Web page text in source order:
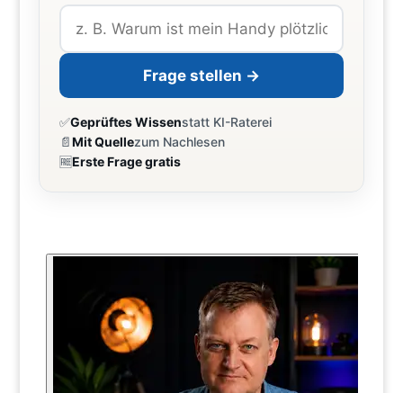
Frage stellen →
✅Geprüftes Wissenstatt KI-Raterei
📄Mit Quellezum Nachlesen
🆓Erste Frage gratis